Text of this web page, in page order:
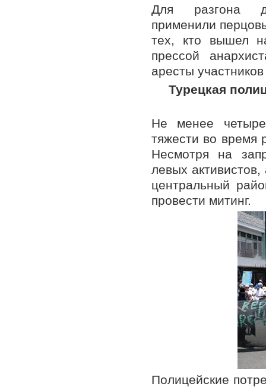
Для разгона
применили
тех, кто вышел
прессой
аресты
Турецкая
Не менее
тяжести во время
Несмотря на
левых
центральный
провести митинг.
Полицейские